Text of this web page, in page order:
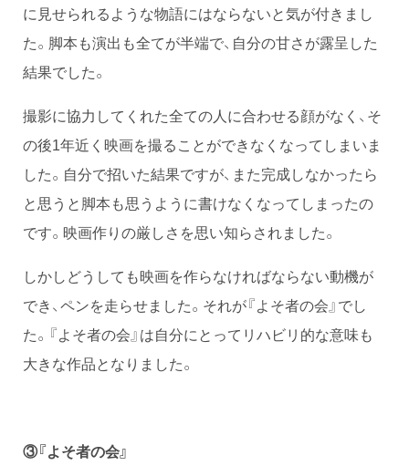
に見せられるような物語にはならないと気が付きまし
た。脚本も演出も全てが半端で、自分の甘さが露呈した
結果でした。
撮影に協力してくれた全ての人に合わせる顔がなく、そ
の後1年近く映画を撮ることができなくなってしまいま
した。自分で招いた結果ですが、また完成しなかったら
と思うと脚本も思うように書けなくなってしまったの
です。映画作りの厳しさを思い知らされました。
しかしどうしても映画を作らなければならない動機が
でき、ペンを走らせました。それが『よそ者の会』でし
た。『よそ者の会』は自分にとってリハビリ的な意味も
大きな作品となりました。
③『よそ者の会』